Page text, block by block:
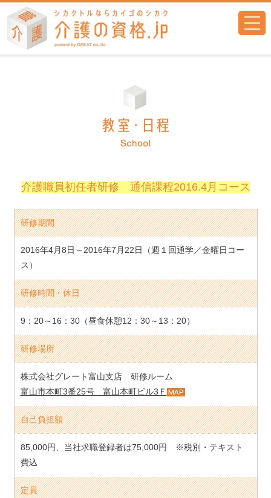
介護職員初任者研修 通信課程2016.4月コース
研修期間
2016年4月8日～2016年7月22日（週１回通学／金曜日コー
ス）
研修時間・休日
9：20～16：30（昼食休憩12：30～13：20）
研修場所
株式会社グレート富山支店 研修ルーム
富山市本町3番25号 富山本町ビル3Ｆ
自己負担額
85,000円、当社求職登録者は75,000円 ※税別・テキスト
費込
定員